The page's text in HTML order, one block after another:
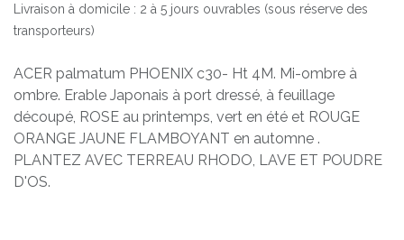
Livraison à domicile : 2 à 5 jours ouvrables (sous réserve des
transporteurs)
ACER palmatum PHOENIX c30- Ht 4M. Mi-ombre à
ombre. Erable Japonais à port dressé, à feuillage
découpé, ROSE au printemps, vert en été et ROUGE
ORANGE JAUNE FLAMBOYANT en automne .
PLANTEZ AVEC TERREAU RHODO, LAVE ET POUDRE
D'OS.